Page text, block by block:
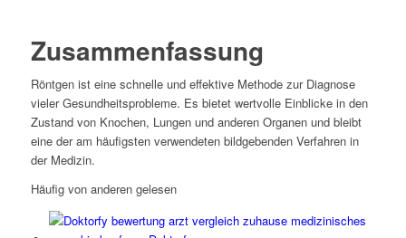
Zusammenfassung
Röntgen ist eine schnelle und effektive Methode zur Diagnose
vieler Gesundheitsprobleme. Es bietet wertvolle Einblicke in den
Zustand von Knochen, Lungen und anderen Organen und bleibt
eine der am häufigsten verwendeten bildgebenden Verfahren in
der Medizin.
Häufig von anderen gelesen